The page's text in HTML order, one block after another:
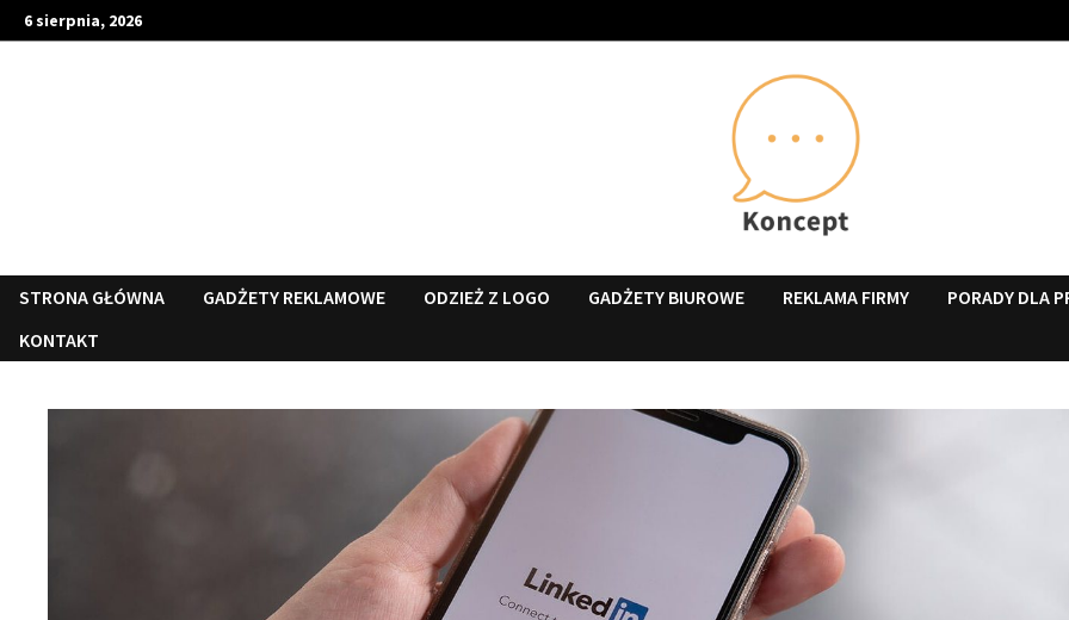
Skip
to
6 sierpnia, 2026
STRONA GŁÓWNA GADŻETY REKLAMOWE ODZIEŻ Z LOGO GADŻETY BIUROWE REKLAMA FIRMY PORADY DLA
KONTAKT